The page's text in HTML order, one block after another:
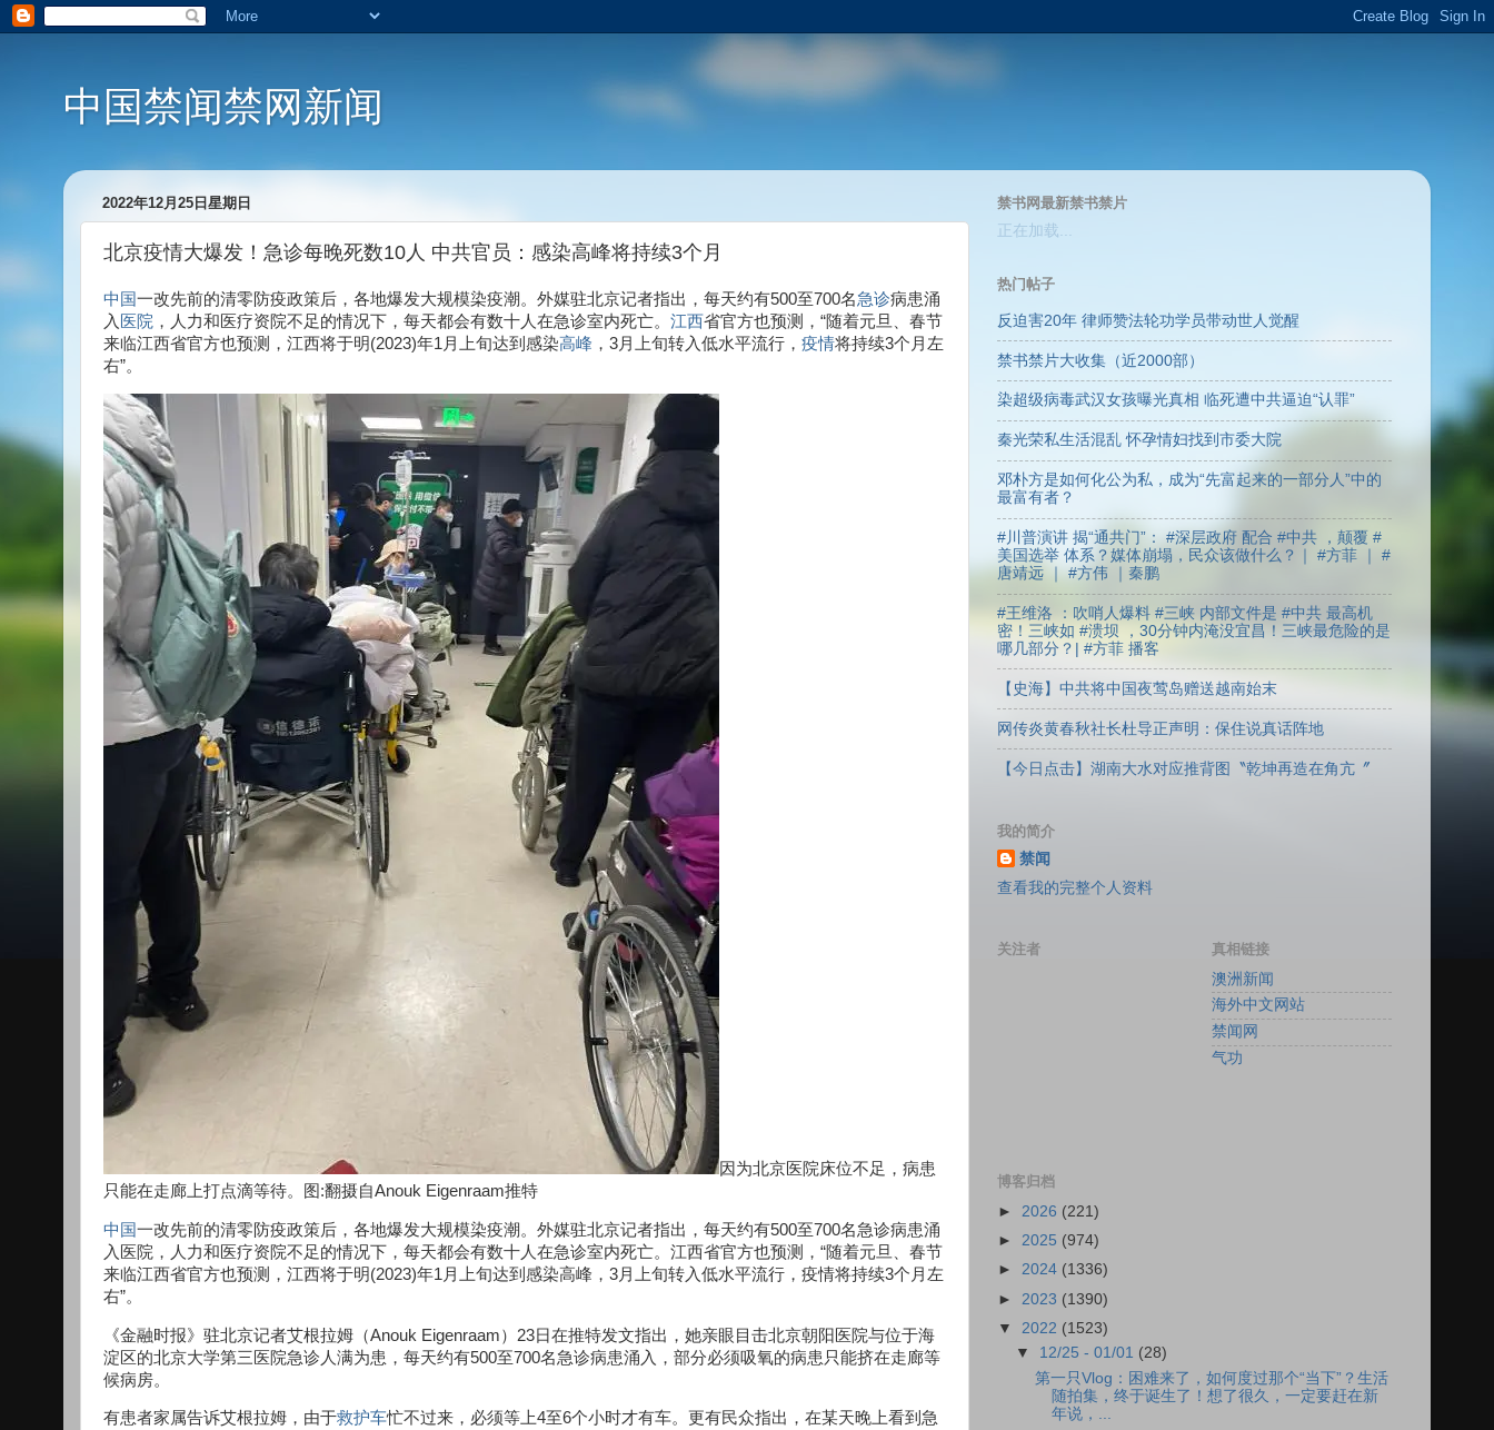
中国禁闻禁网新闻
2022年12月25日星期日
北京疫情大爆发！急诊每晚死数10人 中共官员：感染高峰将持续3个月
中国一改先前的清零防疫政策后，各地爆发大规模染疫潮。外媒驻北京记者指出，每天约有500至700名急诊病患涌
入 医院 ，人力和医疗资院不足的情况下，每天都会有数十人在急诊室内死亡。 江西省官方也预测，“随着元旦、春节
来临江西省官方也预测，江西将于明(2023)年1月上旬达到感染高峰 ，3月上旬转入低水平流行， 疫情将持续3个月左
右”。
因为北京医院床位不足，病患
只能在走廊上打点滴等待。图:翻摄自Anouk Eigenraam推特
中国一改先前的清零防疫政策后，各地爆发大规模染疫潮。外媒驻北京记者指出，每天约有500至700名急诊病患涌
入医院，人力和医疗资院不足的情况下，每天都会有数十人在急诊室内死亡。江西省官方也预测，“随着元旦、春节
来临江西省官方也预测，江西将于明(2023)年1月上旬达到感染高峰，3月上旬转入低水平流行，疫情将持续3个月左
右”。
《金融时报》驻北京记者艾根拉姆（Anouk Eigenraam）23日在推特发文指出，她亲眼目击北京朝阳医院与位于海
淀区的北京大学第三医院急诊人满为患，每天约有500至700名急诊病患涌入，部分必须吸氧的病患只能挤在走廊等
候病房。
有患者家属告诉艾根拉姆，由于救护车忙不过来，必须等上4至6个小时才有车。更有民众指出，在某天晚上看到急
禁书网最新禁书禁片
正在加载...
热门帖子
反迫害20年 律师赞法轮功学员带动世人觉醒
禁书禁片大收集（近2000部）
染超级病毒武汉女孩曝光真相 临死遭中共逼迫“认罪”
秦光荣私生活混乱 怀孕情妇找到市委大院
邓朴方是如何化公为私，成为“先富起来的一部分人”中的
最富有者？
#川普演讲 揭“通共门”： #深层政府 配合 #中共 ，颠覆 #
美国选举 体系？媒体崩塌，民众该做什么？｜ #方菲 ｜ #
唐靖远 ｜ #方伟 ｜秦鹏
#王维洛 ：吹哨人爆料 #三峡 内部文件是 #中共 最高机
密！三峡如 #溃坝 ，30分钟内淹没宜昌！三峡最危险的是
哪几部分？| #方菲 播客
【史海】中共将中国夜莺岛赠送越南始末
网传炎黄春秋社长杜导正声明：保住说真话阵地
【今日点击】湖南大水对应推背图〝乾坤再造在角亢〞
我的简介
禁闻
查看我的完整个人资料
关注者
真相链接
澳洲新闻
海外中文网站
禁闻网
气功
博客归档
► 2026 (221)
► 2025 (974)
► 2024 (1336)
► 2023 (1390)
▼ 2022 (1523)
▼ 12/25 - 01/01 (28)
第一只Vlog：困难来了，如何度过那个“当下”？生活
随拍集，终于诞生了！想了很久，一定要赶在新
年说，...